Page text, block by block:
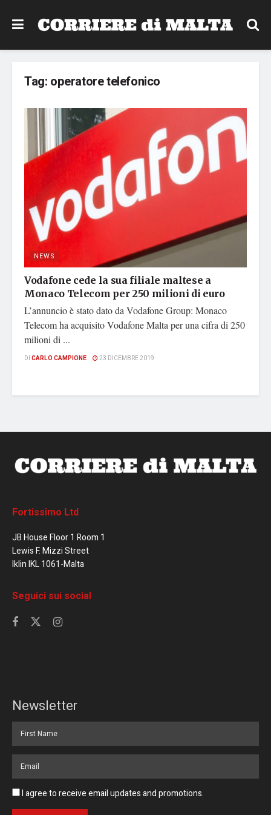
Tag: operatore telefonico
NEWS
Vodafone cede la sua filiale maltese a
Monaco Telecom per 250 milioni di euro
L’annuncio è stato dato da Vodafone Group: Monaco
Telecom ha acquisito Vodafone Malta per una cifra di 250
milioni di ...
DI CARLO CAMPIONE 23 DICEMBRE 2019
Fortissimo Ltd
JB House Floor 1 Room 1
Lewis F. Mizzi Street
Iklin IKL 1061-Malta
Seguici sui social
Newsletter
I agree to receive email updates and promotions.